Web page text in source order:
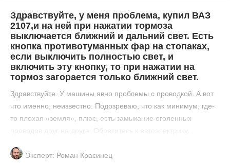
Здравствуйте, у меня проблема, купил ВАЗ
2107,и на ней при нажатии тормоза
выключается ближний и дальний свет. Есть
кнопка противотуманных фар на стопаках,
если выключить полностью свет, и
включить эту кнопку, то при нажатии на
тормоз загорается только ближний свет.
Здравствуйте. У машины явно проблемы с проводкой. А вот
что именно, неизвестно. Подозреваю, что как минимум, где-
то плохая «земля», плюс, есть замыкание оголенных
проводов друг на друга. Обратитесь к автоэлектрику. .
Эксперт: Роман Красинец